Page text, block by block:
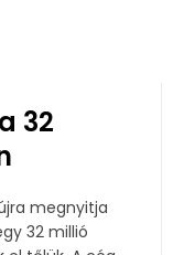
32
megnyitja
32 millió